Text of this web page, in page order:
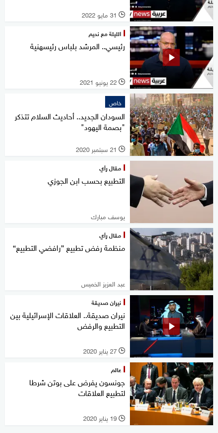
l 31 مايو 2022
الليلة مع نديم
رئيسي.. المرشد بلباس رئيسهنية
l 22 يونيو 2021
خاص
السودان الجديد.. أحاديث السلام تتذكر
"بصمة اليهود"
l 21 سبتمبر 2020
مقال رأي
التطبيع بحسب ابن الجوزي
يوسف مبارك
مقال رأي
منظمة رفض تطبيع ”رافضي التطبيع“
عبد العزيز الخميس
نيران صديقة
نيران صديقة.. العلاقات الإسرائيلية بين
التطبيع والرفض
l 27 يناير 2020
عالم
جونسون يفرض على بوتن شرطا
لتطبيع العلاقات
l 19 يناير 2020